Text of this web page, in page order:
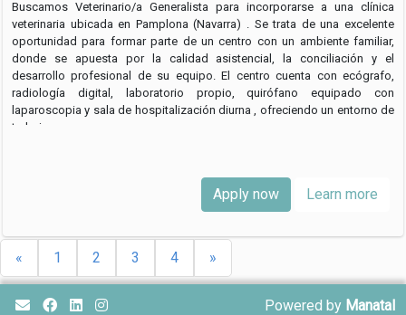
Buscamos Veterinario/a Generalista para incorporarse a una clínica
veterinaria ubicada en Pamplona (Navarra) . Se trata de una excelente
oportunidad para formar parte de un centro con un ambiente familiar,
donde se apuesta por la calidad asistencial, la conciliación y el
desarrollo profesional de su equipo. El centro cuenta con ecógrafo,
radiología digital, laboratorio propio, quirófano equipado con
laparoscopia y sala de hospitalización diurna , ofreciendo un entorno de
trabajo …
Apply now Learn more
« 1 2 3 4 »
Powered by Manatal